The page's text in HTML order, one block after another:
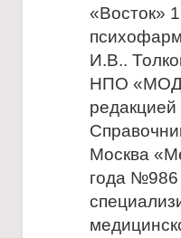
«Восток»
И.В..
НПО
Москва
года №986